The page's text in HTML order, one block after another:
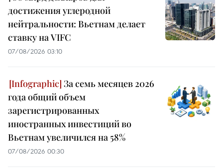
достижения углеродной
нейтральности: Вьетнам делает
ставку на VIFC
07/08/2026 03:10
За семь месяцев 2026
года общий объем
зарегистрированных
иностранных инвестиций во
Вьетнам увеличился на 58%
07/08/2026 00:30